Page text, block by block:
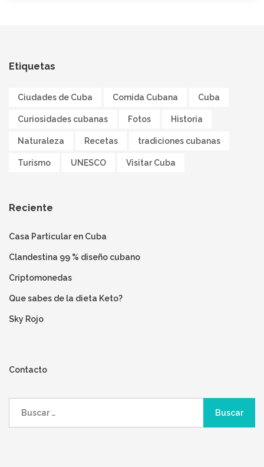
Etiquetas
Ciudades de Cuba Comida Cubana Cuba
Curiosidades cubanas Fotos Historia
Naturaleza Recetas tradiciones cubanas
Turismo UNESCO Visitar Cuba
Reciente
Casa Particular en Cuba
Clandestina 99 % diseño cubano
Criptomonedas
Que sabes de la dieta Keto?
Sky Rojo
Contacto